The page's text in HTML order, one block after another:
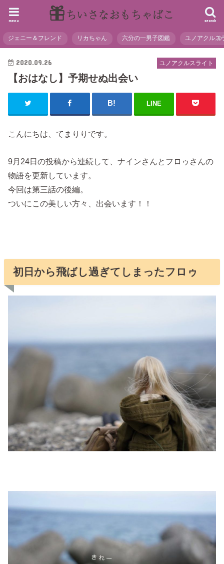
search
menu
ジェニー＆フレンド リカちゃん 六分の一男子図鑑 ユノアクルス
ユノアクルスライト
2020.09.26
【おはなし】予期せぬ出会い
LINE
こんにちは、てまりりです。
9月24日の投稿から連続して、ナインさんとフロゥさんの
物語を更新しています。
今回は第三話の後編。
ついにこの美しい方々、出会います！！
初日から飛ばし過ぎてしまったフロゥ